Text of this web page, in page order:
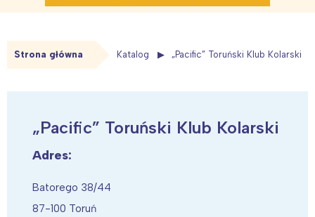
Strona główna Katalog „Pacific” Toruński Klub Kolarski
„Pacific” Toruński Klub Kolarski
Adres:
Batorego 38/44
87-100 Toruń